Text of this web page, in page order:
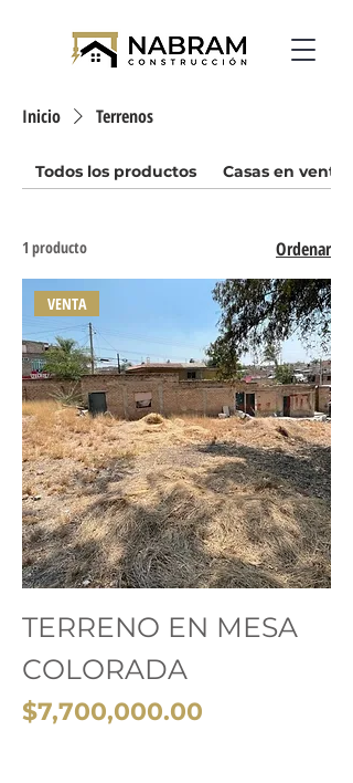
Inicio Terrenos
Todos los productos Casas en venta
1 producto Ordenar
VENTA
TERRENO EN MESA
COLORADA
Precio
$7,700,000.00